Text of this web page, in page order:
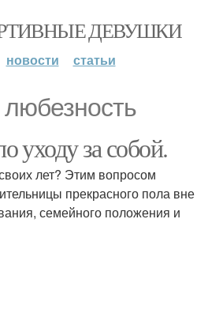
ДЕВУШКИ
новости статьи
уходу за собой.
лет? Этим вопросом
прекрасного пола вне
семейного положения и